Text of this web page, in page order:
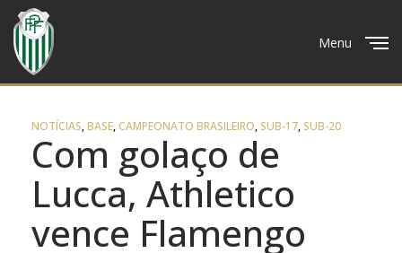
Menu
NOTÍCIAS,BASE,CAMPEONATO BRASILEIRO, SUB-17, SUB-20
Com golaço de
Lucca, Athletico
vence Flamengo